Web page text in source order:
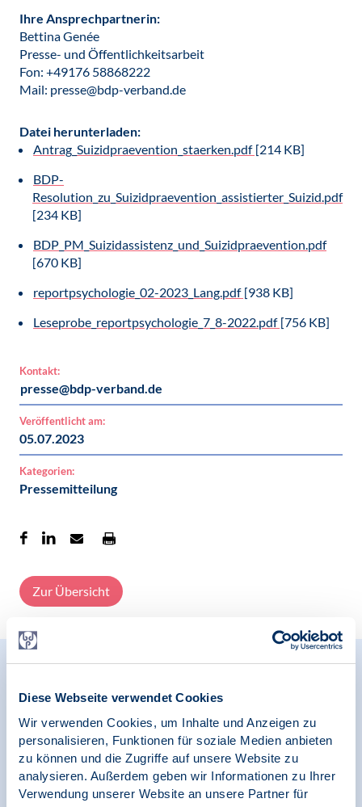
Diese Webseite verwendet Cookies
Wir verwenden Cookies, um Inhalte und Anzeigen zu
personalisieren, Funktionen für soziale Medien anbieten
zu können und die Zugriffe auf unsere Website zu
analysieren. Außerdem geben wir Informationen zu Ihrer
Verwendung unserer Website an unsere Partner für
Ihre Ansprechpartnerin:
Bettina Genée
Presse- und Öffentlichkeitsarbeit
Fon: +49176 58868222
Mail: presse@bdp-verband.de
Datei herunterladen:
Antrag_Suizidpraevention_staerken.pdf [214 KB]
BDP-
Resolution_zu_Suizidpraevention_assistierter_Suizid.pdf
[234 KB]
BDP_PM_Suizidassistenz_und_Suizidpraevention.pdf
[670 KB]
reportpsychologie_02-2023_Lang.pdf [938 KB]
Leseprobe_reportpsychologie_7_8-2022.pdf [756 KB]
Kontakt:
presse@bdp-verband.de
Veröffentlicht am:
05.07.2023
Kategorien:
Pressemitteilung
Zur Übersicht
09.09.2025
Pressemitteilung | Psychologie in Krisen
BDP sieht Notwendigkeit der Verbesserung